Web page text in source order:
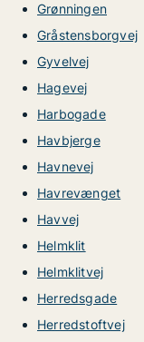
Grønningen
Gråstensborgvej
Gyvelvej
Hagevej
Harbogade
Havbjerge
Havnevej
Havrevænget
Havvej
Helmklit
Helmklitvej
Herredsgade
Herredstoftvej